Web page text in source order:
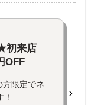
初来店
OFF
方限定でネ